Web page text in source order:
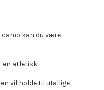
kan du være
en atletisk
vil holde til utallige